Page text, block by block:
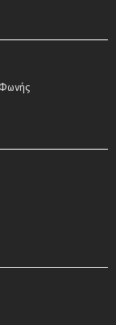
Φωνής